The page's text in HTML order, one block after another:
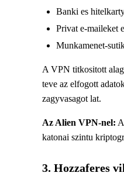
Banki es
Privat e-maileket
Munkamenet-
A VPN titkositott
teve az elfogott
zagyvasagot lat.
Az Alien VPN-nel:
katonai szintu
3. Hozzaferes